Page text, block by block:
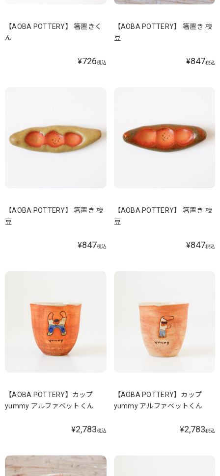
【AOBA POTTERY】 箸置きく
ん
¥726税込
【AOBA POTTERY】 箸置き 枝
豆
¥847税込
【AOBA POTTERY】 箸置き 枝
豆
¥847税込
【AOBA POTTERY】 箸置き 枝
豆
¥847税込
【AOBA POTTERY】カップ
yummy アルファベットくん
¥2,783税込
【AOBA POTTERY】カップ
yummy アルファベットくん
¥2,783税込